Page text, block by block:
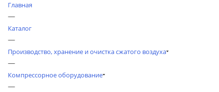
Главная
—
Каталог
—
Производство, хранение и очистка сжатого воздуха
—
Компрессорное оборудование
—